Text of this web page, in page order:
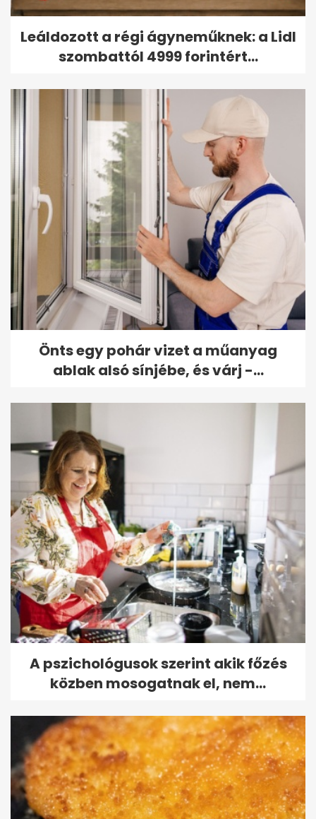
Leáldozott a régi ágyneműknek: a Lidl
szombattól 4999 forintért...
Önts egy pohár vizet a műanyag
ablak alsó sínjébe, és várj -...
A pszichológusok szerint akik főzés
közben mosogatnak el, nem...